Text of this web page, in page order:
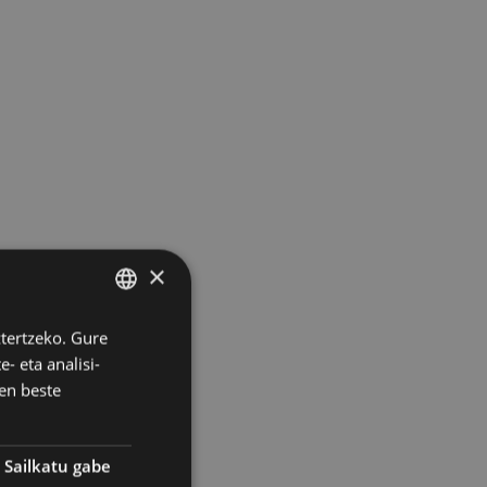
BASQUE
SPANISH
×
Gure
eta analisi-
beste
Sailkatu gabe